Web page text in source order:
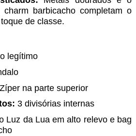
charm barbicacho completam o
de classe.
legítimo
Zíper na parte superior
3 divisórias internas
Luz da Lua em alto relevo e bag